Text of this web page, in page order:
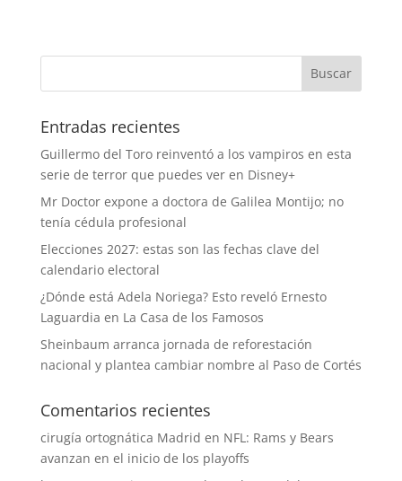
Entradas recientes
Guillermo del Toro reinventó a los vampiros en esta
serie de terror que puedes ver en Disney+
Mr Doctor expone a doctora de Galilea Montijo; no
tenía cédula profesional
Elecciones 2027: estas son las fechas clave del
calendario electoral
¿Dónde está Adela Noriega? Esto reveló Ernesto
Laguardia en La Casa de los Famosos
Sheinbaum arranca jornada de reforestación
nacional y plantea cambiar nombre al Paso de Cortés
Comentarios recientes
cirugía ortognática Madrid en NFL: Rams y Bears
avanzan en el inicio de los playoffs